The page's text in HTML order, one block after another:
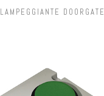
LAMPEGGIANTE DOORGATE